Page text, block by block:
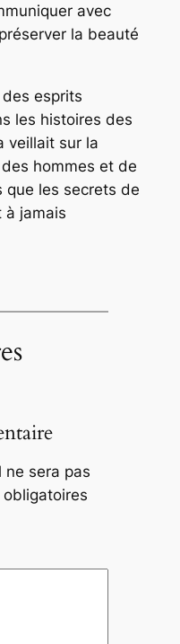
avec
la beauté
esprits
les histoires des
veillait sur la
hommes et de
que les secrets de
à jamais
sera pas